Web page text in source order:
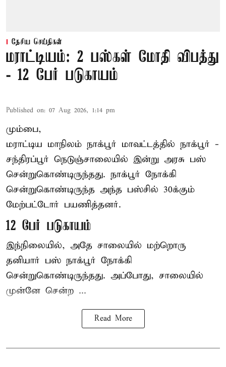
தேசிய செய்திகள்
மராட்டியம்: 2 பஸ்கள் மோதி விபத்து
- 12 பேர் படுகாயம்
Published on: 07 Aug 2026, 1:14 pm
மும்பை,
மராட்டிய மாநிலம் நாக்பூர் மாவட்டத்தில் நாக்பூர் -
சந்திரப்பூர் நெடுஞ்சாலையில் இன்று அரசு பஸ்
சென்றுகொண்டிருந்தது. நாக்பூர் நோக்கி
சென்றுகொண்டிருந்த அந்த பஸ்சில் 30க்கும்
மேற்பட்டோர் பயணித்தனர்.
12 பேர் படுகாயம்
இந்நிலையில், அதே சாலையில் மற்றொரு
தனியார் பஸ் நாக்பூர் நோக்கி
சென்றுகொண்டிருந்தது. அப்போது, சாலையில்
முன்னே சென்ற ...
Read More